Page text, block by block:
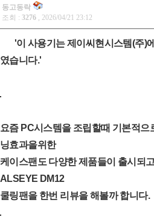
동고동락
조회 : 3276 , 2026/04/21 23:12
'이 사용기는 제이씨현시스템(주)
였습니다.'
요즘 PC시스템을 조립할때 기본적
닝효과을위한
케이스팬도 다양한 제품들이 출시되
ALSEYE DM12
쿨링팬을 한번 리뷰을 해볼까 합니다.